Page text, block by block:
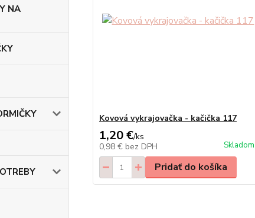
NA
Kovová vykrajovačka - kačička 117
1,20 €/ks
0,98 € bez DPH Skladom
Pridať do košíka